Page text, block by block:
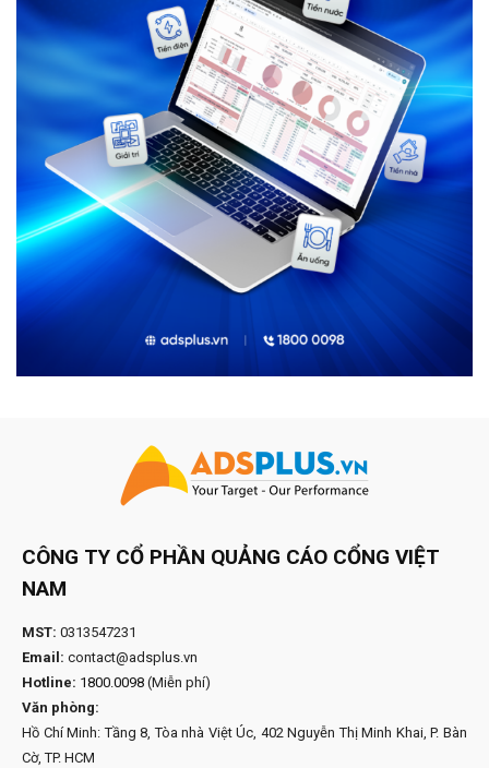
CÔNG TY CỔ PHẦN QUẢNG CÁO CỔNG VIỆT
NAM
MST: 0313547231
Email: contact@adsplus.vn
Hotline: 1800.0098 (Miễn phí)
Văn phòng:
Hồ Chí Minh: Tầng 8, Tòa nhà Việt Úc, 402 Nguyễn Thị Minh Khai, P. Bàn
Cờ, TP. HCM